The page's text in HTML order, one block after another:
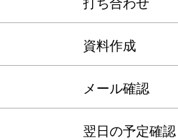
打ち合わせ
資料作成
メール確認
翌日の予定確認